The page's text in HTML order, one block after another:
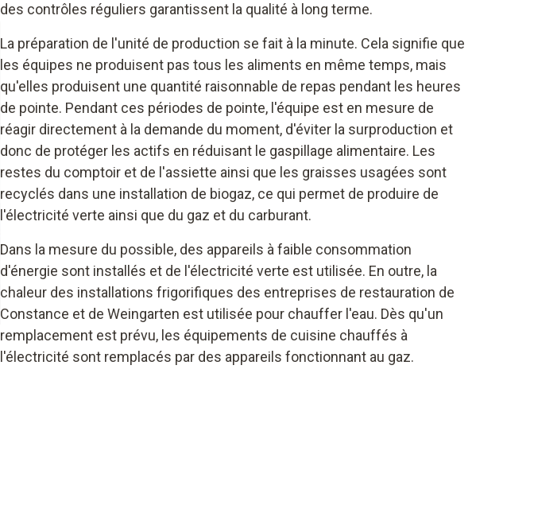
des contrôles réguliers garantissent la qualité à long terme.
La préparation de l'unité de production se fait à la minute. Cela signifie que
les équipes ne produisent pas tous les aliments en même temps, mais
qu'elles produisent une quantité raisonnable de repas pendant les heures
de pointe. Pendant ces périodes de pointe, l'équipe est en mesure de
réagir directement à la demande du moment, d'éviter la surproduction et
donc de protéger les actifs en réduisant le gaspillage alimentaire. Les
restes du comptoir et de l'assiette ainsi que les graisses usagées sont
recyclés dans une installation de biogaz, ce qui permet de produire de
l'électricité verte ainsi que du gaz et du carburant.
Dans la mesure du possible, des appareils à faible consommation
d'énergie sont installés et de l'électricité verte est utilisée. En outre, la
chaleur des installations frigorifiques des entreprises de restauration de
Constance et de Weingarten est utilisée pour chauffer l'eau. Dès qu'un
remplacement est prévu, les équipements de cuisine chauffés à
l'électricité sont remplacés par des appareils fonctionnant au gaz.